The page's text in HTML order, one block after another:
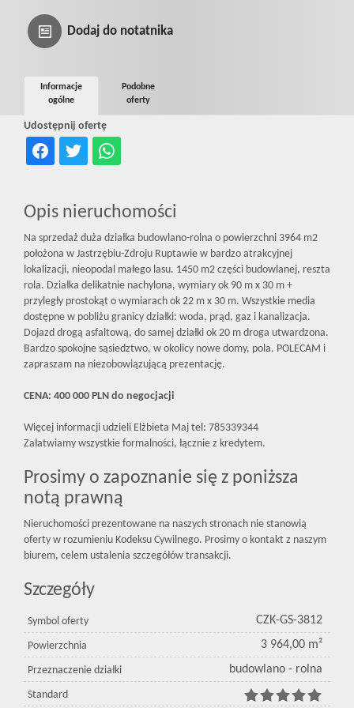
Dodaj do notatnika
Udostępnij ofertę
Informacje
ogólne
Podobne
oferty
Opis nieruchomości
Na sprzedaż duża działka budowlano-rolna o powierzchni 3964 m2
położona w Jastrzębiu-Zdroju Ruptawie w bardzo atrakcyjnej
lokalizacji, nieopodal małego lasu. 1450 m2 części budowlanej, reszta
rola. Działka delikatnie nachylona, wymiary ok 90 m x 30 m +
przyległy prostokąt o wymiarach ok 22 m x 30 m. Wszystkie media
dostępne w pobliżu granicy działki: woda, prąd, gaz i kanalizacja.
Dojazd drogą asfaltową, do samej działki ok 20 m droga utwardzona.
Bardzo spokojne sąsiedztwo, w okolicy nowe domy, pola. POLECAM i
zapraszam na niezobowiązującą prezentację.
CENA: 400 000 PLN do negocjacji
Więcej informacji udzieli Elżbieta Maj tel: 785339344
Załatwiamy wszystkie formalności, łącznie z kredytem.
Prosimy o zapoznanie się z poniższa
notą prawną
Nieruchomości prezentowane na naszych stronach nie stanowią
oferty w rozumieniu Kodeksu Cywilnego. Prosimy o kontakt z naszym
biurem, celem ustalenia szczegółów transakcji.
Szczegóły
Symbol oferty CZK-GS-3812
Powierzchnia 3 964,00 m²
Przeznaczenie działki budowlano - rolna
Standard